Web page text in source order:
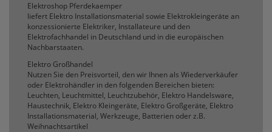
Elektroshop Pferdekaemper
liefert Elektro Installationsmaterial sowie Elektrokleingeräte an
konzessionierte Elektriker, Installateure und den
Elektrofachhandel in Deutschland und in die europäischen
Nachbarstaaten.
Elektro Großhandel
Nutzen Sie den Preisvorteil, den wir Ihnen als Wiederverkäufer
oder Elektrohändler in den folgenden Bereichen bieten:
Leuchten, Leuchtmittel, Leuchtzubehör, Elektro Handelsware,
Haustechnik, Elektro Kleingeräte, Elektro Großgeräte, Elektro
Installationsmaterial, Werkzeuge, Batterien oder z.B.
Weihnachtsartikel